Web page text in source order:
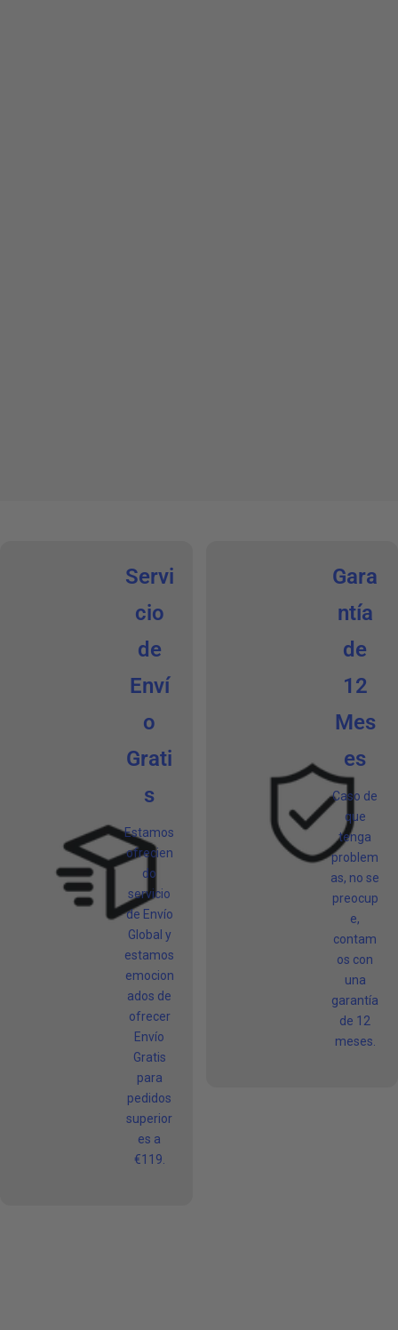
Servi
cio
de
Enví
o
Grati
s
Estamos
ofrecien
do
servicio
de Envío
Global y
estamos
emocion
ados de
ofrecer
Envío
Gratis
para
pedidos
superior
es a
€119.
Gara
ntía
de
12
Mes
es
Caso de
que
tenga
problem
as, no se
preocup
e,
contam
os con
una
garantía
de 12
meses.